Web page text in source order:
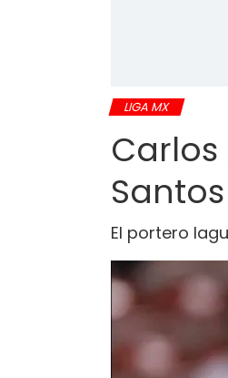
LIGA MX
El portero